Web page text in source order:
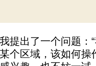
出了一个问题：“
个区域，该如何操